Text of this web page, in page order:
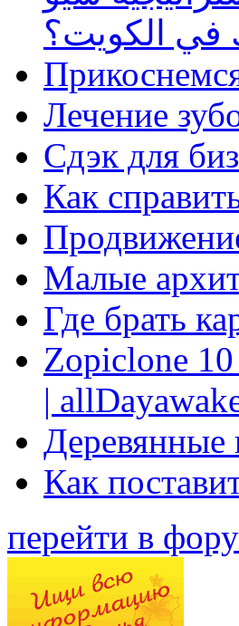
في الكويت؟
Лечение
Сдэк для
Как
Малые
Где брать
Zopiclone
|
Деревянные
Как
перейти в